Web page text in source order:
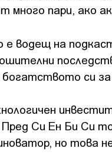
много пари, ако
водещ на
си за
Си Ен Би Си
но това